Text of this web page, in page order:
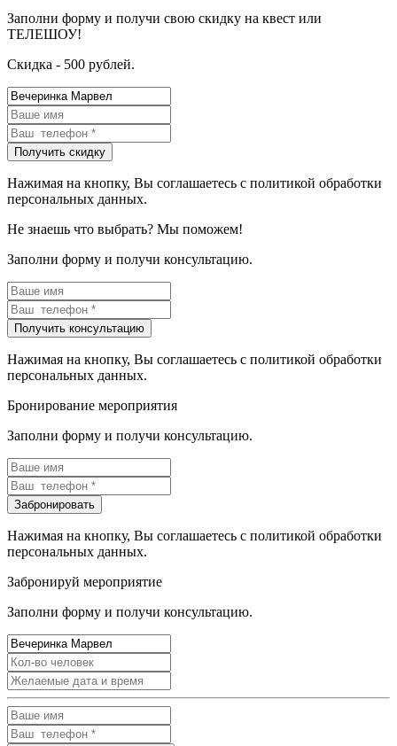
Заполни форму и получи свою скидку на квест или
ТЕЛЕШОУ!
Скидка - 500 рублей.
Нажимая на кнопку, Вы соглашаетесь с политикой обработки
персональных данных.
Не знаешь что выбрать? Мы поможем!
Заполни форму и получи консультацию.
Нажимая на кнопку, Вы соглашаетесь с политикой обработки
персональных данных.
Бронирование мероприятия
Заполни форму и получи консультацию.
Нажимая на кнопку, Вы соглашаетесь с политикой обработки
персональных данных.
Забронируй мероприятие
Заполни форму и получи консультацию.